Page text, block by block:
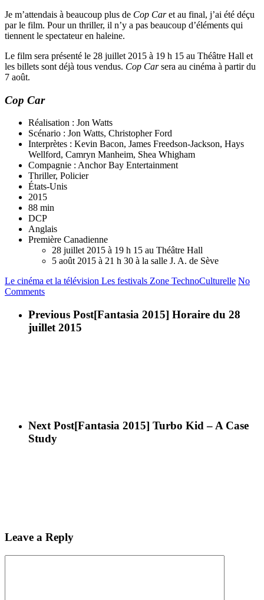
Je m’attendais à beaucoup plus de Cop Caret au final, j’ai été déçu
par le film. Pour un thriller, il n’y a pas beaucoup d’éléments qui
tiennent le spectateur en haleine.
Le film sera présenté le 28 juillet 2015 à 19 h 15 au Théâtre Hall et
les billets sont déjà tous vendus. Cop Carsera au cinéma à partir du
7 août.
Cop Car
Réalisation : Jon Watts
Scénario : Jon Watts, Christopher Ford
Interprètes : Kevin Bacon, James Freedson-Jackson, Hays
Wellford, Camryn Manheim, Shea Whigham
Compagnie : Anchor Bay Entertainment
Thriller, Policier
États-Unis
2015
88 min
DCP
Anglais
Première Canadienne
28 juillet 2015 à 19 h 15 au Théâtre Hall
5 août 2015 à 21 h 30 à la salle J. A. de Sève
Le cinéma et la télévision Les festivals Zone TechnoCulturelle No
Comments
Previous Post[Fantasia 2015] Horaire du 28
juillet 2015
Next Post[Fantasia 2015] Turbo Kid – A Case
Study
Leave a Reply